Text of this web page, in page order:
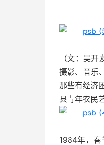
（文：吴
摄影、音乐
那些有经济
县青年农民
1984年，春